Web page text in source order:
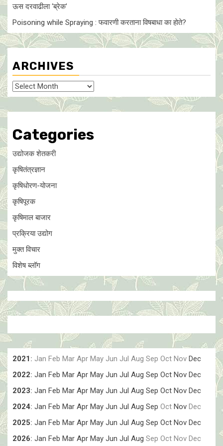
ऊस दरवाढीला ‘ब्रेक’
Poisoning while Spraying : फवारणी करताना विषबाधा का हाेते?
ARCHIVES
Archives
Categories
उद्योजक शेतकरी
कृषितंत्रज्ञान
कृषिधोरण-योजना
कृषिपूरक
कृषिमाल बाजार
प्रक्रिया उद्योग
मुक्त विचार
विशेष ब्लॉग
2021 : Jan Feb Mar Apr May Jun Jul Aug Sep Oct Nov Dec
2022: Jan Feb Mar Apr May Jun Jul Aug Sep Oct Nov Dec
2023: Jan Feb Mar Apr May Jun Jul Aug Sep Oct Nov Dec
2024: Jan Feb Mar Apr May Jun Jul Aug Sep Oct Nov Dec
2025: Jan Feb Mar Apr May Jun Jul Aug Sep Oct Nov Dec
2026: Jan Feb Mar Apr May Jun Jul Aug Sep Oct Nov Dec